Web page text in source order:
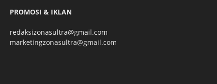
PROMOSI & IKLAN
redaksizonasultra@gmail.com
marketingzonasultra@gmail.com